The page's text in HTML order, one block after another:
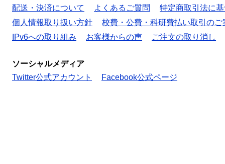
配送・決済について
よくあるご質問
特定商取引法に
個人情報取り扱い方針
校費・公費・科研費払い取引のご
IPv6への取り組み
お客様からの声 ご注文の取り消し
ソーシャルメディア
Twitter公式アカウント
Facebook公式ページ